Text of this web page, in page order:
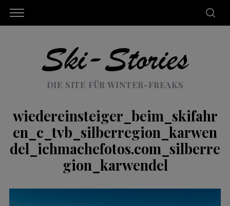
DIE SITE FÜR WINTER-FREAKS
wiedereinsteiger_beim_skifahr
en_c_tvb_silberregion_karwen
del_ichmachefotos.com_silberre
gion_karwendel